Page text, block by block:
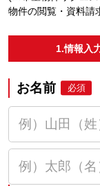
物件の閲覧・資料請
1.情報入
お名前 必須